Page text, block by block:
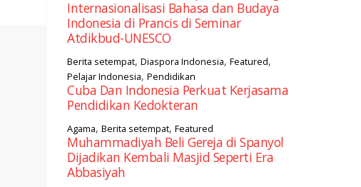
Internasionalisasi Bahasa dan Budaya
Indonesia di Prancis di Seminar
Atdikbud-UNESCO
Berita setempat, Diaspora Indonesia, Featured,
Pelajar Indonesia, Pendidikan
Cuba Dan Indonesia Perkuat Kerjasama
Pendidikan Kedokteran
Agama, Berita setempat, Featured
Muhammadiyah Beli Gereja di Spanyol
Dijadikan Kembali Masjid Seperti Era
Abbasiyah